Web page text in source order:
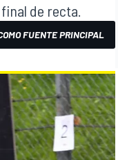
de recta.
FUENTE PRINCIPAL